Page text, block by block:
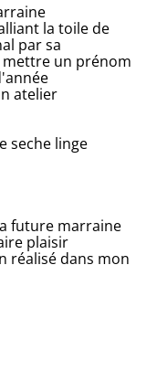
la toile de
par sa
un prénom
atelier
seche linge
future marraine
plaisir
réalisé dans mon